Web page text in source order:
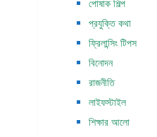
পোষাক শিল্প
প্রযুক্তি কথা
ফ্রিলান্সিং টিপস
বিনোদন
রাজনীতি
লাইফস্টাইল
শিক্ষার আলো